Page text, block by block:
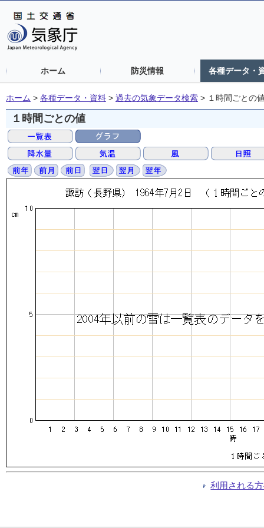
ホーム 防災情報 各種データ・
ホーム > 各種データ・資料 > 過去の気象データ検索 > １時間ごとの
１時間ごとの値
利用される